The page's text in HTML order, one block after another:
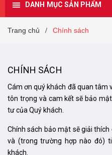
DANH MỤC SẢN PHẨM
Trang chủ / Chính sách
CHÍNH SÁCH
Cám ơn quý khách đã quan tâm
tôn trọng và cam kết sẽ bảo
tư của Quý khách.
Chính sách bảo mật sẽ giải
và (trong trường hợp nào đó)
khách.